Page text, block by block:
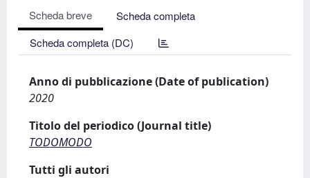
Scheda breve
Scheda completa
Scheda completa (DC)
Anno di pubblicazione (Date of publication)
2020
Titolo del periodico (Journal title)
TODOMODO
Tutti gli autori